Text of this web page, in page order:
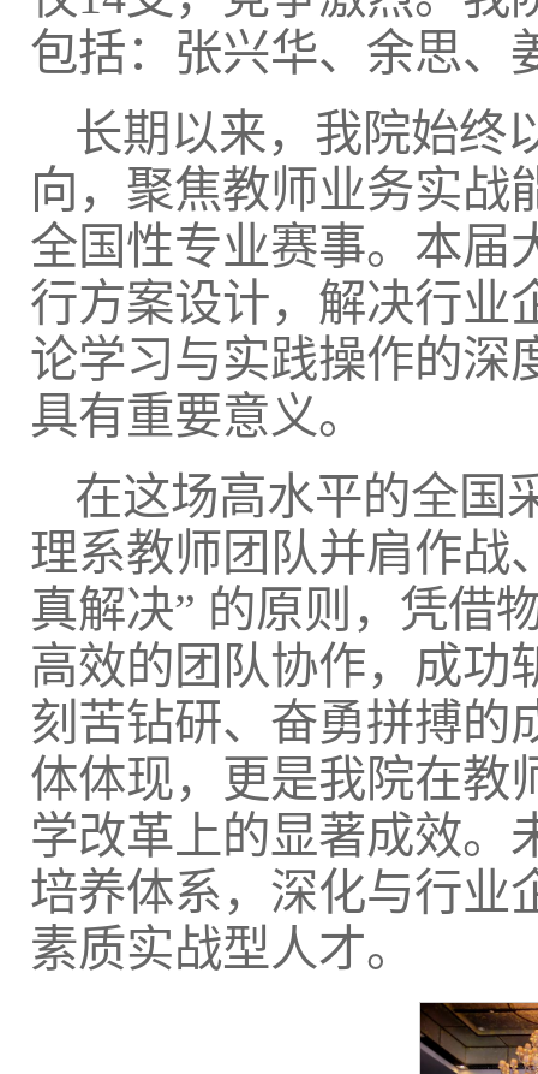
包括：张兴华、余思、
长期以来，我院始终
向，聚焦教师业务实战
全国性专业赛事。本届
行方案设计，解决行业
论学习与实践操作的深
具有重要意义。
在这场高水平的全国
理系教师团队并肩作战
真解决” 的原则，凭借
高效的团队协作，成功
刻苦钻研、奋勇拼搏的
体体现，更是我院在教
学改革上的显著成效。
培养体系，深化与行业
素质实战型人才。